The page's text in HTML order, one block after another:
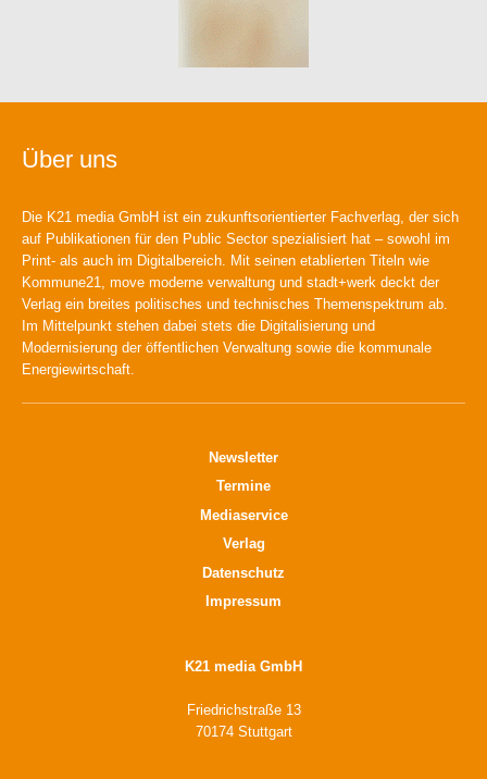
Über uns
Die K21 media GmbH ist ein zukunftsorientierter Fachverlag, der sich
auf Publikationen für den Public Sector spezialisiert hat – sowohl im
Print- als auch im Digitalbereich. Mit seinen etablierten Titeln wie
Kommune21, move moderne verwaltung und stadt+werk deckt der
Verlag ein breites politisches und technisches Themenspektrum ab.
Im Mittelpunkt stehen dabei stets die Digitalisierung und
Modernisierung der öffentlichen Verwaltung sowie die kommunale
Energiewirtschaft.
Newsletter
Termine
Mediaservice
Verlag
Datenschutz
Impressum
K21 media GmbH
Friedrichstraße 13
70174 Stuttgart